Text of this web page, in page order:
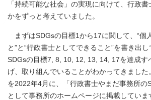
「持続可能な社会」の実現に向けて、行政
かをずっと考えていました。
まずはSDGsの目標1から17に関して、“個
と”と“行政書士としてできること”を書き出し
SDGsの目標7, 8, 10, 12, 13, 14, 17を達成す
げ、取り組んでいることがわかってきました
を2022年4月に、「行政書士やまだ事務所の
として事務所のホームページに掲載していま